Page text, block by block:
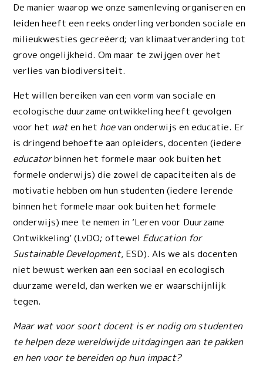
De manier waarop we onze samenleving organiseren en
leiden heeft een reeks onderling verbonden sociale en
milieukwesties gecreëerd; van klimaatverandering tot
grove ongelijkheid. Om maar te zwijgen over het
verlies van biodiversiteit.
Het willen bereiken van een vorm van sociale en
ecologische duurzame ontwikkeling heeft gevolgen
voor het waten het hoevan onderwijs en educatie. Er
is dringend behoefte aan opleiders, docenten (iedere
educatorbinnen het formele maar ook buiten het
formele onderwijs) die zowel de capaciteiten als de
motivatie hebben om hun studenten (iedere lerende
binnen het formele maar ook buiten het formele
onderwijs) mee te nemen in ‘Leren voor Duurzame
Ontwikkeling’ (LvDO; oftewel Education for
Sustainable Development, ESD). Als we als docenten
niet bewust werken aan een sociaal en ecologisch
duurzame wereld, dan werken we er waarschijnlijk
tegen.
Maar wat voor soort docent is er nodig om studenten
te helpen deze wereldwijde uitdagingen aan te pakken
en hen voor te bereiden op hun impact?